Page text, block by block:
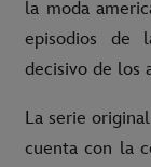
la moda
episodios de
decisivo de los
La serie
cuenta con la